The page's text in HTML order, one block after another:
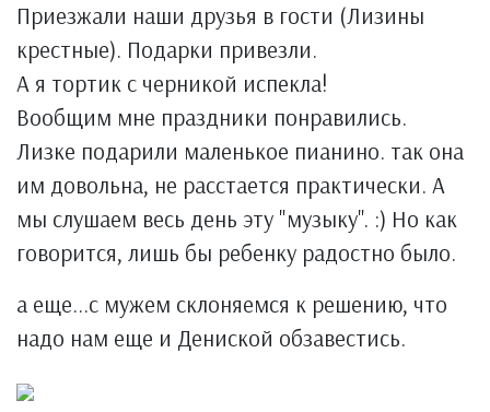
Приезжали наши друзья в гости (Лизины
крестные). Подарки привезли.
А я тортик с черникой испекла!
Вообщим мне праздники понравились.
Лизке подарили маленькое пианино. так она
им довольна, не расстается практически. А
мы слушаем весь день эту "музыку". :) Но как
говорится, лишь бы ребенку радостно было.
а еще...с мужем склоняемся к решению, что
надо нам еще и Дениской обзавестись.